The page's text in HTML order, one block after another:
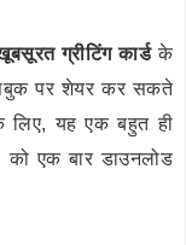
ग्रीटिंग कार्डके
पर शेयर कर सकते
यह एक बहुत ही
एक बार डाउनलोड